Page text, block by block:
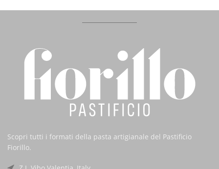
Scopri tutti i formati della pasta artigianale del Pastificio
Fiorillo.